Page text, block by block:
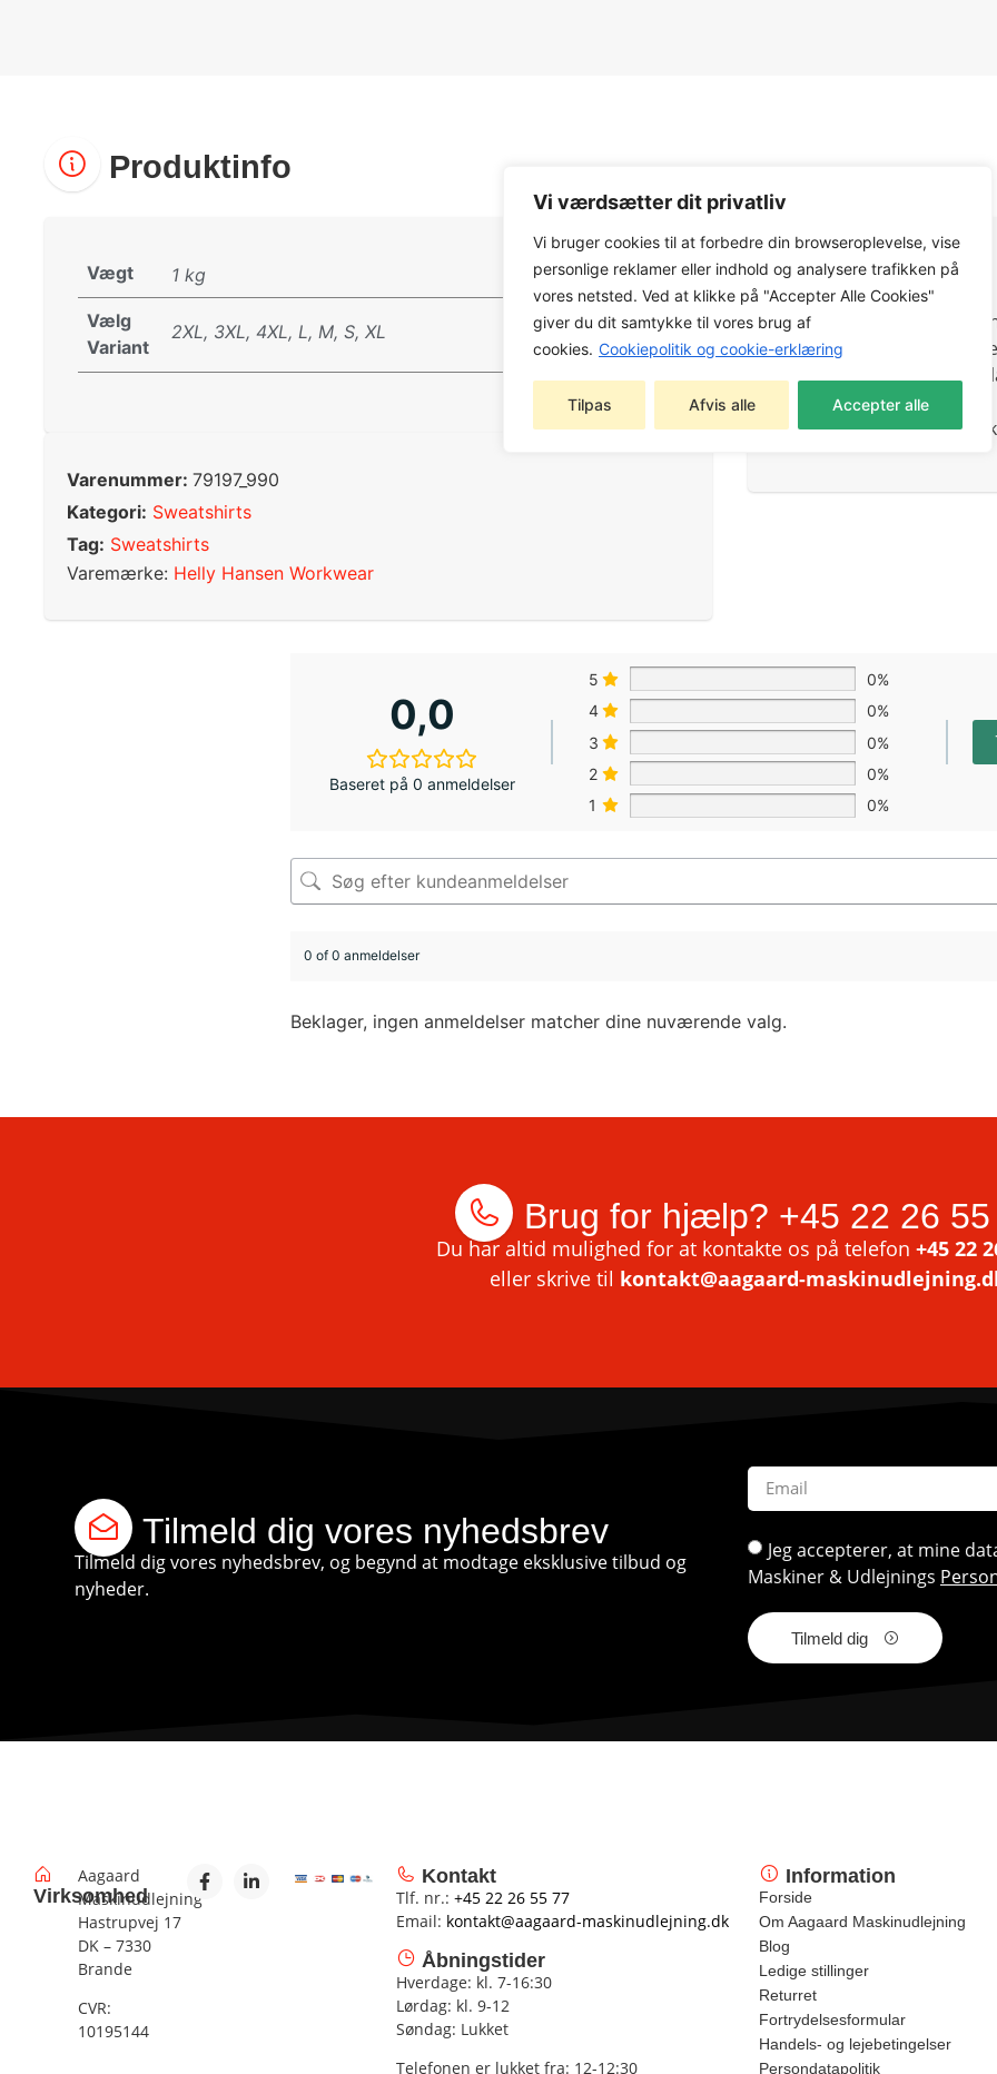
Vi værdsætter dit privatliv
Vi bruger cookies til at forbedre din browseroplevelse, vise
personlige reklamer eller indhold og analysere trafikken på
vores netsted. Ved at klikke på "Accepter Alle Cookies"
giver du dit samtykke til vores brug af
cookies. Cookiepolitik og cookie-erklæring
Tilpas Afvis alle Accepter alle
Produktinfo
Vægt 1 kg
Vælg
Variant
2XL, 3XL, 4XL, L, M, S, XL
Varenummer: 79197_990
Kategori: Sweatshirts
Tag: Sweatshirts
Varemærke: Helly Hansen Workwear
EGENSKABER
3D-meshmateriale i
Justerbar hætte med
Stiklommer med YKK®-
Elastiske manchetter
Justerbar talje med
0,0
Baseret på 0 anmeldelser
5
0%
4
0%
3
0%
2
0%
1
0%
0 of 0 anmeldelser
Beklager, ingen anmeldelser matcher dine nuværende valg.
Brug for hjælp? +45 22 26
Du har altid mulighed for at kontakte os på telefon +45 22
eller skrive til kontakt@aagaard-
Tilmeld dig vores nyhedsbrev
Tilmeld dig vores nyhedsbrev, og begynd at modtage eksklusive tilbud og
nyheder.
Jeg accepterer, at mine
Maskiner & Udlejnings
Tilmeld dig
Virksomhed
Aagaard
Maskinudlejning
Hastrupvej 17
DK – 7330
Brande
CVR:
10195144
Kontakt
Tlf. nr.: +45 22 26 55 77
Email: kontakt@aagaard-maskinudlejning.dk
Åbningstider
Hverdage: kl. 7-16:30
Lørdag: kl. 9-12
Søndag: Lukket
Telefonen er lukket fra: 12-12:30
Information
Forside
Om Aagaard Maskinudlejning
Blog
Ledige stillinger
Returret
Fortrydelsesformular
Handels- og lejebetingelser
Persondatapolitik